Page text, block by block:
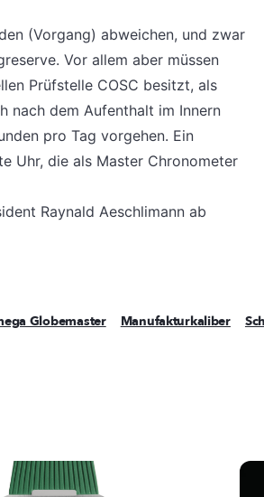
(Vorgang) abweichen, und zwar
Vor allem aber müssen
Prüfstelle COSC besitzt, als
nach dem Aufenthalt im Innern
pro Tag vorgehen. Ein
Uhr, die als Master Chronometer
Raynald Aeschlimann ab
Globemaster Manufakturkaliber